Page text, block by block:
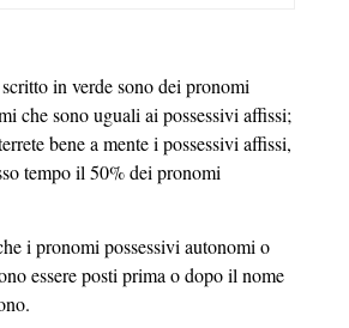
in verde sono dei pronomi
che sono uguali ai possessivi affissi;
bene a mente i possessivi affissi,
tempo il 50% dei pronomi
i pronomi possessivi autonomi o
essere posti prima o dopo il nome